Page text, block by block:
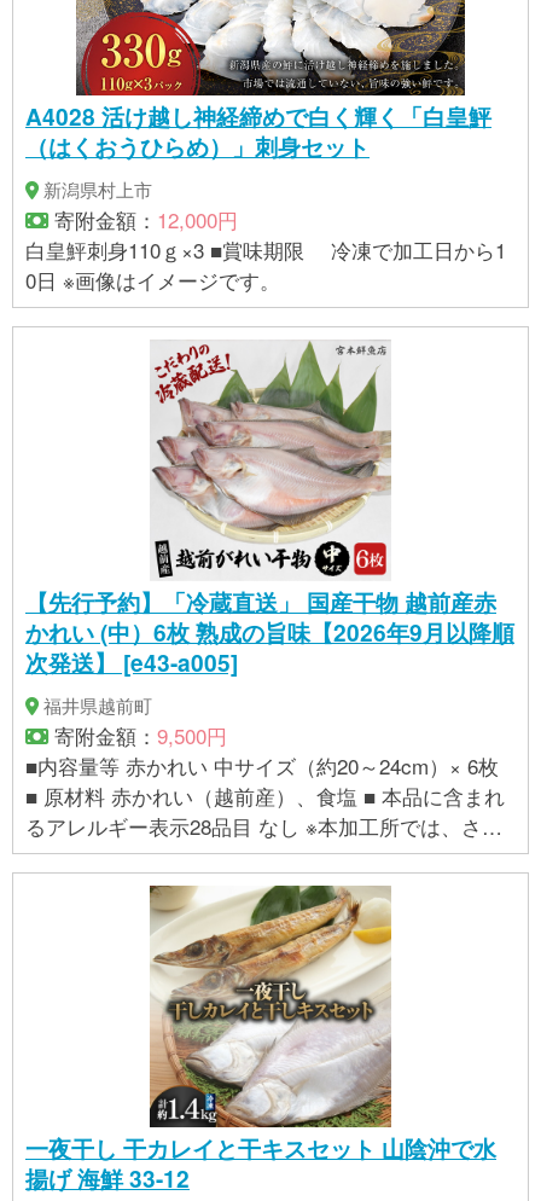
A4028 活け越し神経締めで白く輝く「白皇鮃
（はくおうひらめ）」刺身セット
新潟県村上市
寄附金額： 12,000円
白皇鮃刺身110ｇ×3 ■賞味期限 冷凍で加工日から1
0日 ※画像はイメージです。
【先行予約】「冷蔵直送」 国産干物 越前産赤
かれい (中）6枚 熟成の旨味【2026年9月以降順
次発送】 [e43-a005]
福井県越前町
寄附金額： 9,500円
■内容量等 赤かれい 中サイズ（約20～24cm）× 6枚
■ 原材料 赤かれい（越前産）、食塩 ■ 本品に含まれ
るアレルギー表示28品目 なし ※本加工所では、さば
を含む製品を加工しています。 ■ 賞味期限等 到着日
より3日以内（冷蔵保存時） ※到着後は冷蔵庫にて保
存してください。 ※賞味期限をもうけていますが、お
早めに食べて頂いた方が美味しく召し上がれます。 ■
提供事業者：宮本鮮魚店＞＞この事業者の返礼品を
一夜干し 干カレイと干キスセット 山陰沖で水
揚げ 海鮮 33-12